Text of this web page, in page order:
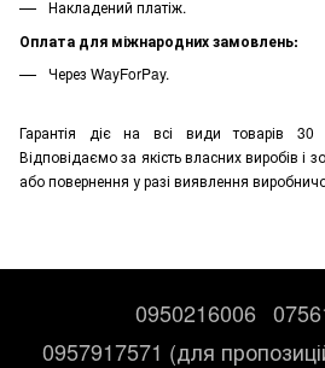
Накладений платіж.
Оплата для міжнародних замовлень:
Через WayForPay.
Гарантія діє на всі види товарів
Відповідаємо за якість власних виробів і
або повернення у разі виявлення
0950216006
0957917571 (для